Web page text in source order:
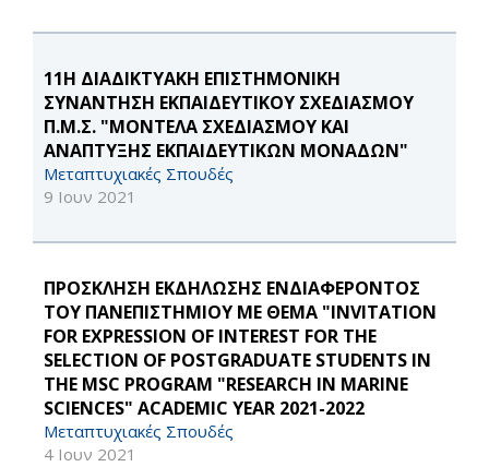
11Η ΔΙΑΔΙΚΤΥΑΚΗ ΕΠΙΣΤΗΜΟΝΙΚΗ
ΣΥΝΑΝΤΗΣΗ ΕΚΠΑΙΔΕΥΤΙΚΟΥ ΣΧΕΔΙΑΣΜΟΥ
Π.Μ.Σ. "ΜΟΝΤΕΛΑ ΣΧΕΔΙΑΣΜΟΥ ΚΑΙ
ΑΝΑΠΤΥΞΗΣ ΕΚΠΑΙΔΕΥΤΙΚΩΝ ΜΟΝΑΔΩΝ"
Μεταπτυχιακές Σπουδές
9 Ιουν 2021
ΠΡΟΣΚΛΗΣΗ ΕΚΔΗΛΩΣΗΣ ΕΝΔΙΑΦΕΡΟΝΤΟΣ
ΤΟΥ ΠΑΝΕΠΙΣΤΗΜΙΟΥ ΜΕ ΘΕΜΑ "INVITATION
FOR EXPRESSION OF INTEREST FOR THE
SELECTION OF POSTGRADUATE STUDENTS IN
THE MSC PROGRAM "RESEARCH IN MARINE
SCIENCES" ACADEMIC YEAR 2021-2022
Μεταπτυχιακές Σπουδές
4 Ιουν 2021